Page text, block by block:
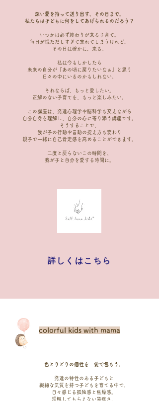
深い愛を持って送り出す、その日まで。
​私たちは子どもに何をしてあげられるのだろう？
いつかは必ず終わりが来る子育て。
毎日が慌ただしすぎて忘れてしまうけれど、
その日は確かに、来る。
私は今もしかしたら
未来の自分が『あの頃に戻りたいなぁ』と思う
日々の中にいるのかもしれない。
それならば、もっと愛したい。
正解のない子育てを、もっと楽しみたい。
この講座は、発達心理学や脳科学も交えながら
自分自身を理解し、自分の心に寄り添う講座です。
そうすることで、
我が子の行動や言動の捉え方も変わり
親子で一緒に自己肯定感を高めることができます。
二度と戻らないこの時間を、
​我が子と自分を愛する時間に。
詳しくはこちら
colorful kids with mama
色とりどりの個性を 愛で包もう。
発達の特性のある子どもと
繊細な気質を持つ子どもを育てる中で、
日々感じる孤独感と焦燥感。
理解してもらえない歯痒さ。